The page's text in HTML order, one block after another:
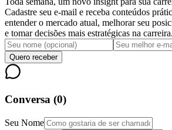
Cadastre seu e-mail e receba conteúdos
entender o mercado atual, melhorar seu
e tomar decisões mais estratégicas na carreira.
Quero receber
Conversa (0)
Seu Nome